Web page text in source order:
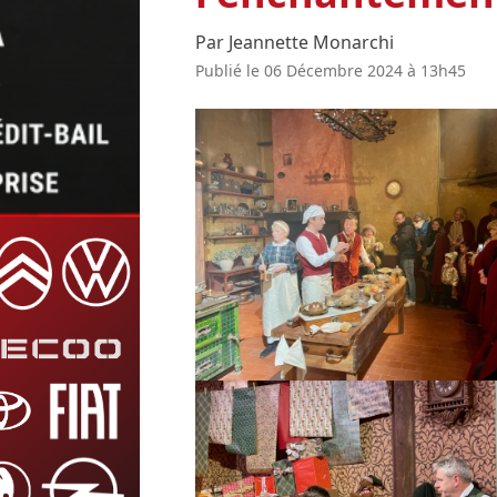
Par Jeannette Monarchi
Publié le 06 Décembre 2024 à 13h45